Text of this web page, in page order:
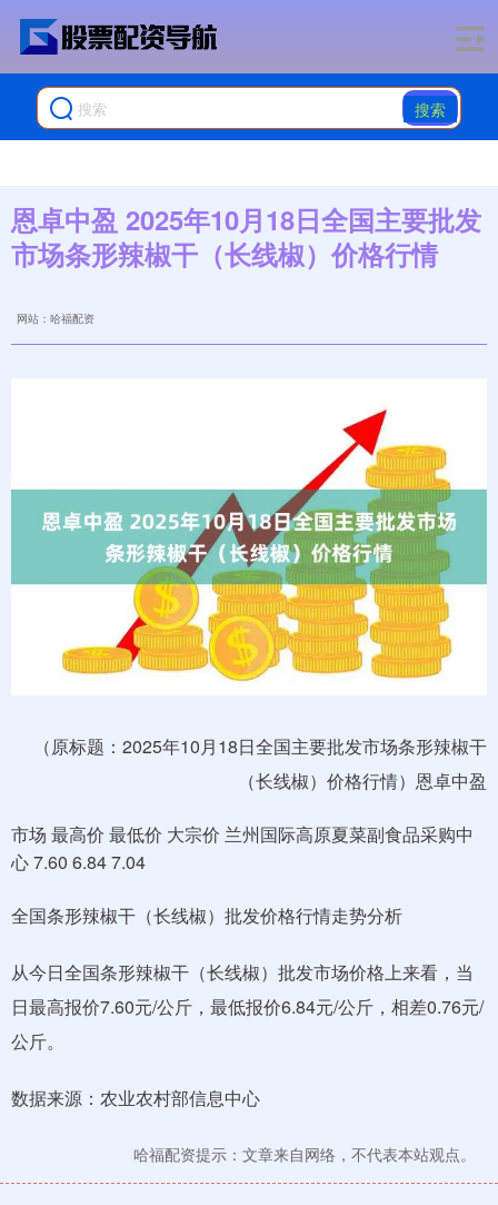
搜索
恩卓中盈 2025年10月18日全国主要批发
市场条形辣椒干（长线椒）价格行情
网站：哈福配资
（原标题：2025年10月18日全国主要批发市场条形辣椒干
（长线椒）价格行情）恩卓中盈
市场 最高价 最低价 大宗价 兰州国际高原夏菜副食品采购中
心 7.60 6.84 7.04
全国条形辣椒干（长线椒）批发价格行情走势分析
从今日全国条形辣椒干（长线椒）批发市场价格上来看，当
日最高报价7.60元/公斤，最低报价6.84元/公斤，相差0.76元/
公斤。
数据来源：农业农村部信息中心
哈福配资提示：文章来自网络，不代表本站观点。